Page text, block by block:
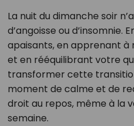
La nuit du dimanche soir
d’angoisse ou d’insomnie.
apaisants, en apprenant à
et en rééquilibrant votre
transformer cette
moment de calme et de
droit au repos, même à la
semaine.